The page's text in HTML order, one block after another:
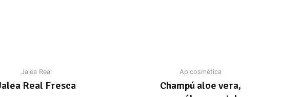
Jalea Real
Real Fresca
Apicosmética
Champú aloe vera,